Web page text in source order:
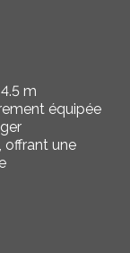
m
équipée
offrant une